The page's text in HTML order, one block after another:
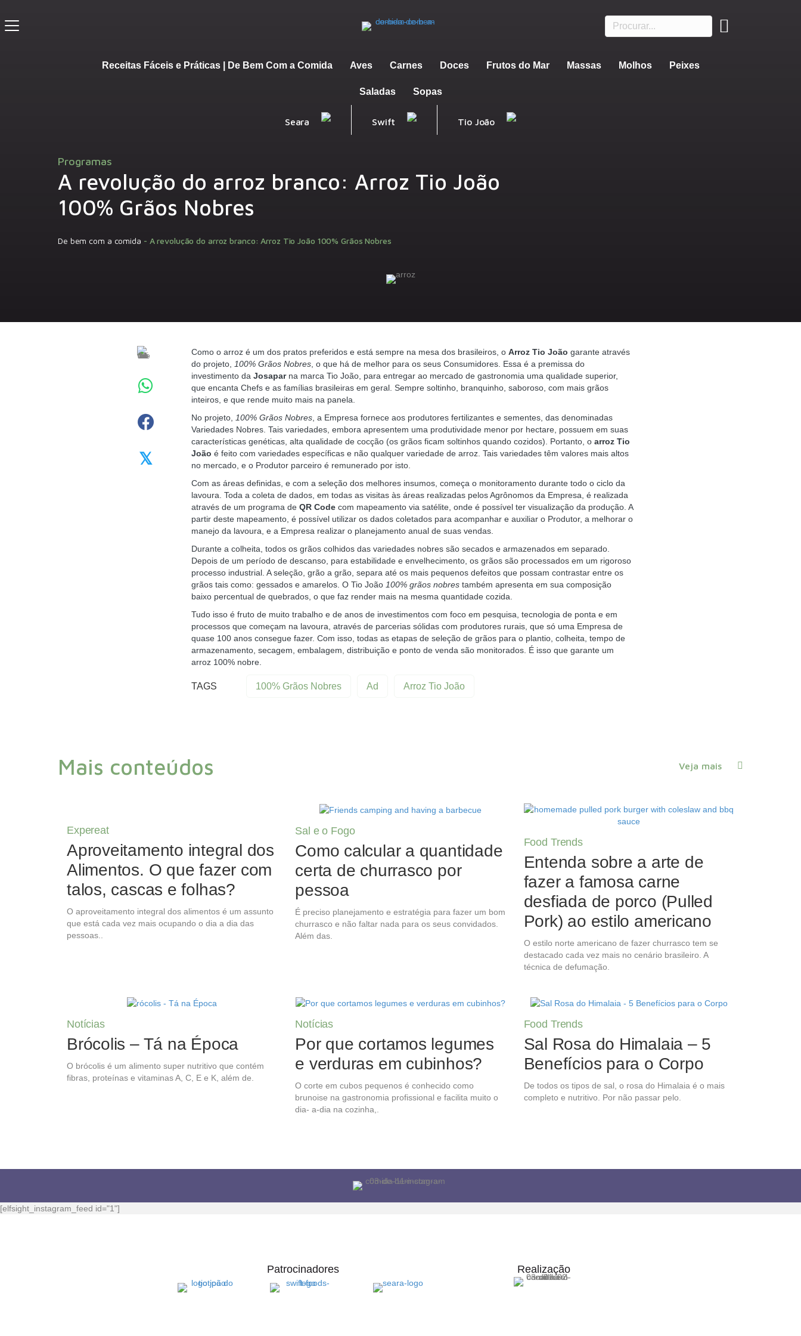
Receitas Fáceis e Práticas | De Bem Com a Comida Aves Carnes Doces Frutos do Mar Massas Molhos Peixes
Saladas Sopas
Seara Swift Tio João
Programas
A revolução do arroz branco: Arroz Tio João
100% Grãos Nobres
De bem com a comida - A revolução do arroz branco: Arroz Tio João 100% Grãos Nobres
𝕏
Como o arroz é um dos pratos preferidos e está sempre na mesa dos brasileiros, o Arroz Tio João garante através
do projeto,
100% Grãos Nobres, o que há de melhor para os seus Consumidores. Essa é a premissa do
investimento da Josaparna marca Tio João, para entregar ao mercado de gastronomia uma qualidade superior,
que encanta Chefs e as famílias brasileiras em geral. Sempre soltinho, branquinho, saboroso, com mais grãos
inteiros, e que rende muito mais na panela.
No projeto,
100% Grãos Nobres, a Empresa fornece aos produtores fertilizantes e sementes, das denominadas
Variedades Nobres. Tais variedades, embora apresentem uma produtividade menor por hectare, possuem em suas
características genéticas, alta qualidade de cocção (os grãos ficam soltinhos quando cozidos). Portanto, o arroz Tio
João é feito com variedades específicas e não qualquer variedade de arroz. Tais variedades têm valores mais altos
no mercado, e o Produtor parceiro é remunerado por isto.
Com as áreas definidas, e com a seleção dos melhores insumos, começa o monitoramento durante todo o ciclo da
lavoura. Toda a coleta de dados, em todas as visitas às áreas realizadas pelos Agrônomos da Empresa, é realizada
através de um programa de QR Codecom mapeamento via satélite, onde é possível ter visualização da produção. A
partir deste mapeamento, é possível utilizar os dados coletados para acompanhar e auxiliar o Produtor, a melhorar o
manejo da lavoura, e a Empresa realizar o planejamento anual de suas vendas.
Durante a colheita, todos os grãos colhidos das variedades nobres são secados e armazenados em separado.
Depois de um período de descanso, para estabilidade e envelhecimento, os grãos são processados em um rigoroso
processo industrial. A seleção, grão a grão, separa até os mais pequenos defeitos que possam contrastar entre os
grãos tais como: gessados e amarelos. O Tio João 100% grãos nobrestambém apresenta em sua composição
baixo percentual de quebrados, o que faz render mais na mesma quantidade cozida.
Tudo isso é fruto de muito trabalho e de anos de investimentos com foco em pesquisa, tecnologia de ponta e em
processos que começam na lavoura, através de parcerias sólidas com produtores rurais, que só uma Empresa de
quase 100 anos consegue fazer. Com isso, todas as etapas de seleção de grãos para o plantio, colheita, tempo de
armazenamento, secagem, embalagem, distribuição e ponto de venda são monitorados. É isso que garante um
arroz 100% nobre.
TAGS 100% Grãos Nobres Ad Arroz Tio João
Mais conteúdos Veja mais
Expereat
Aproveitamento integral dos
Alimentos. O que fazer com
talos, cascas e folhas?
O aproveitamento integral dos alimentos é um assunto
que está cada vez mais ocupando o dia a dia das
pessoas..
Sal e o Fogo
Como calcular a quantidade
certa de churrasco por
pessoa
É preciso planejamento e estratégia para fazer um bom
churrasco e não faltar nada para os seus convidados.
Além das.
Food Trends
Entenda sobre a arte de
fazer a famosa carne
desfiada de porco (Pulled
Pork) ao estilo americano
O estilo norte americano de fazer churrasco tem se
destacado cada vez mais no cenário brasileiro. A
técnica de defumação.
Notícias
Brócolis – Tá na Época
O brócolis é um alimento super nutritivo que contém
fibras, proteínas e vitaminas A, C, E e K, além de.
Notícias
Por que cortamos legumes
e verduras em cubinhos?
O corte em cubos pequenos é conhecido como
brunoise na gastronomia profissional e facilita muito o
dia- a-dia na cozinha,.
Food Trends
Sal Rosa do Himalaia – 5
Benefícios para o Corpo
De todos os tipos de sal, o rosa do Himalaia é o mais
completo e nutritivo. Por não passar pelo.
[elfsight_instagram_feed id="1"]
Patrocinadores Realização